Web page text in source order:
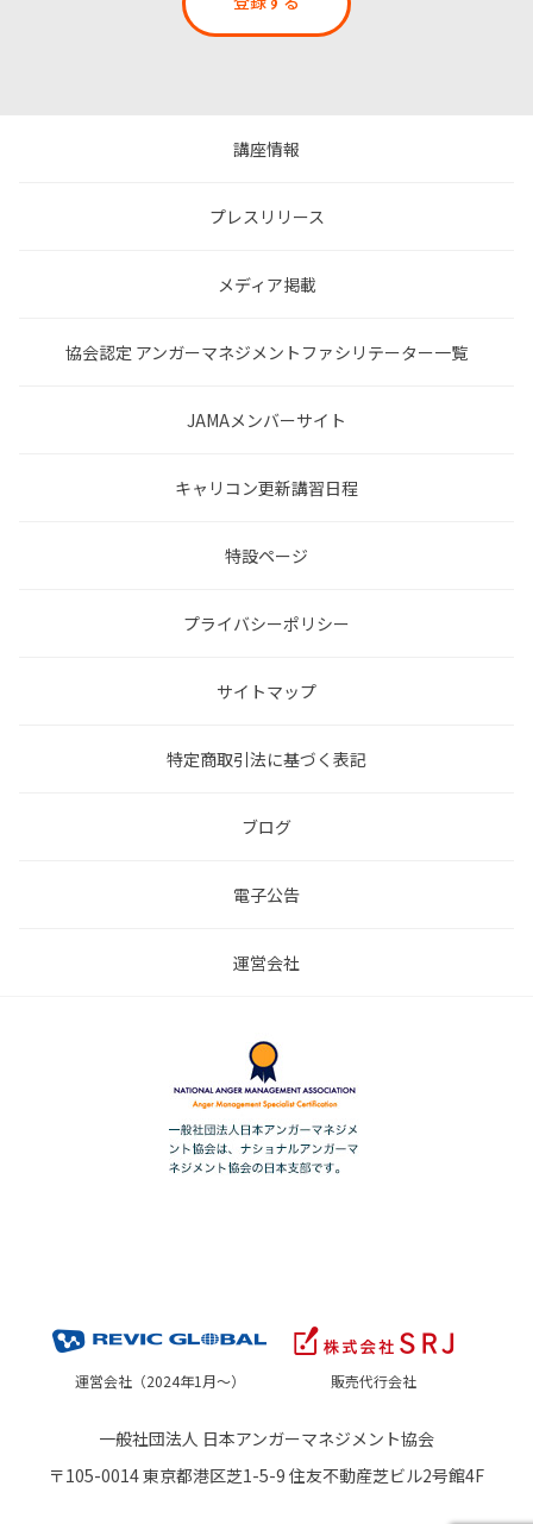
講座情報
プレスリリース
メディア掲載
協会認定 アンガーマネジメントファシリテーター一覧
JAMAメンバーサイト
キャリコン更新講習日程
特設ページ
プライバシーポリシー
サイトマップ
特定商取引法に基づく表記
ブログ
電子公告
運営会社